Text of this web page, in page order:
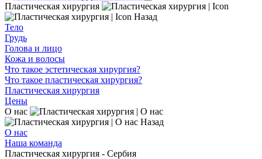
Пластическая хирургия
Назад
Тело
Грудь
Голова и лицо
Кожа и волосы
Что такое эстетическая хирургия?
Что такое пластическая хирургия?
Пластическая хирургия
Цены
О нас
Назад
О нас
Наша команда
Пластическая хирургия - Сербия